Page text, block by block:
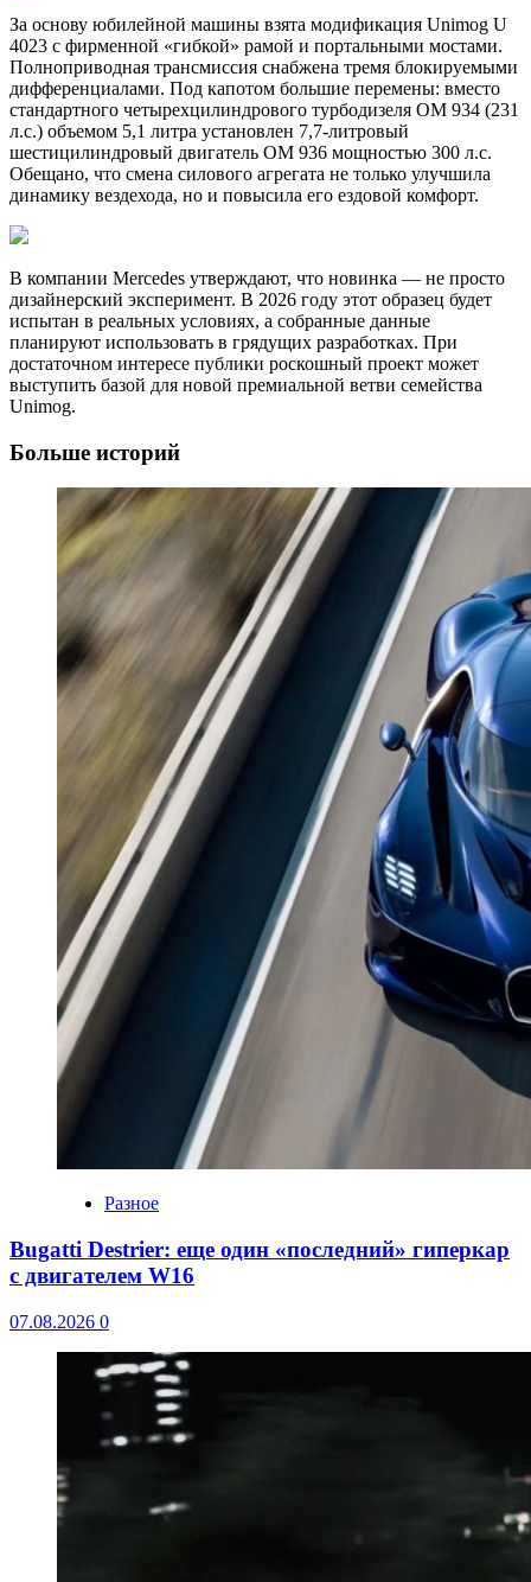
За основу юбилейной машины взята модификация Unimog U
4023 с фирменной «гибкой» рамой и портальными мостами.
Полноприводная трансмиссия снабжена тремя блокируемыми
дифференциалами. Под капотом большие перемены: вместо
стандартного четырехцилиндрового турбодизеля OM 934 (231
л.с.) объемом 5,1 литра установлен 7,7-литровый
шестицилиндровый двигатель OM 936 мощностью 300 л.с.
Обещано, что смена силового агрегата не только улучшила
динамику вездехода, но и повысила его ездовой комфорт.
В компании Mercedes утверждают, что новинка — не просто
дизайнерский эксперимент. В 2026 году этот образец будет
испытан в реальных условиях, а собранные данные
планируют использовать в грядущих разработках. При
достаточном интересе публики роскошный проект может
выступить базой для новой премиальной ветви семейства
Unimog.
Больше историй
Разное
Bugatti Destrier: еще один «последний» гиперкар
с двигателем W16
07.08.2026 0